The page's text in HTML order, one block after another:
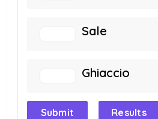
Sale
Ghiaccio
Submit Results